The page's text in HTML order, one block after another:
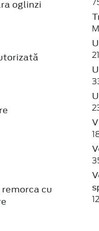
oglinzi
cu
21